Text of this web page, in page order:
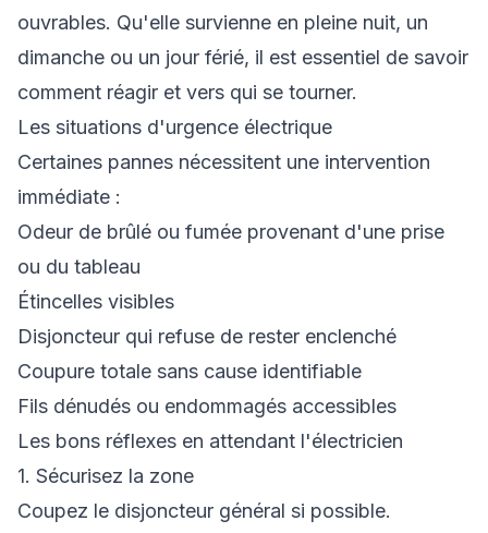
ouvrables. Qu'elle survienne en pleine nuit, un
dimanche ou un jour férié, il est essentiel de savoir
comment réagir et vers qui se tourner.
Les situations d'urgence électrique
Certaines pannes nécessitent une intervention
immédiate :
Odeur de brûlé ou fumée provenant d'une prise
ou du tableau
Étincelles visibles
Disjoncteur qui refuse de rester enclenché
Coupure totale sans cause identifiable
Fils dénudés ou endommagés accessibles
Les bons réflexes en attendant l'électricien
1. Sécurisez la zone
Coupez le disjoncteur général si possible.